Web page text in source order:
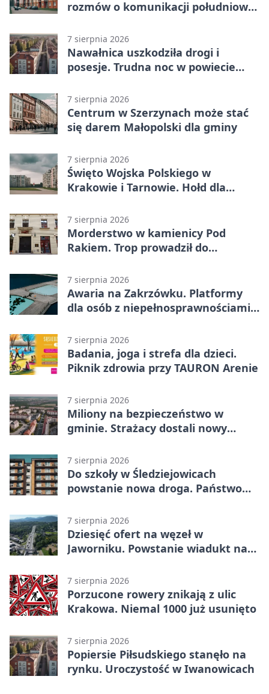
rozmów o komunikacji południowej
7 sierpnia 2026
Nawałnica uszkodziła drogi i
posesje. Trudna noc w powiecie
7 sierpnia 2026
Centrum w Szerzynach może stać
się darem Małopolski dla gminy
7 sierpnia 2026
Święto Wojska Polskiego w
Krakowie i Tarnowie. Hołd dla
7 sierpnia 2026
Morderstwo w kamienicy Pod
Rakiem. Trop prowadził do
7 sierpnia 2026
Awaria na Zakrzówku. Platformy
dla osób z niepełnosprawnościami
7 sierpnia 2026
Badania, joga i strefa dla dzieci.
Piknik zdrowia przy TAURON Arenie
7 sierpnia 2026
Miliony na bezpieczeństwo w
gminie. Strażacy dostali nowy
7 sierpnia 2026
Do szkoły w Śledziejowicach
powstanie nowa droga. Państwo
7 sierpnia 2026
Dziesięć ofert na węzeł w
Jaworniku. Powstanie wiadukt nad
7 sierpnia 2026
Porzucone rowery znikają z ulic
Krakowa. Niemal 1000 już usunięto
7 sierpnia 2026
Popiersie Piłsudskiego stanęło na
rynku. Uroczystość w Iwanowicach